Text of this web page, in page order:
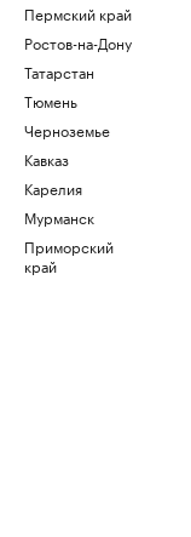
Пермский край
Ростов-на-Дону
Татарстан
Тюмень
Черноземье
Кавказ
Карелия
Мурманск
Приморский
край